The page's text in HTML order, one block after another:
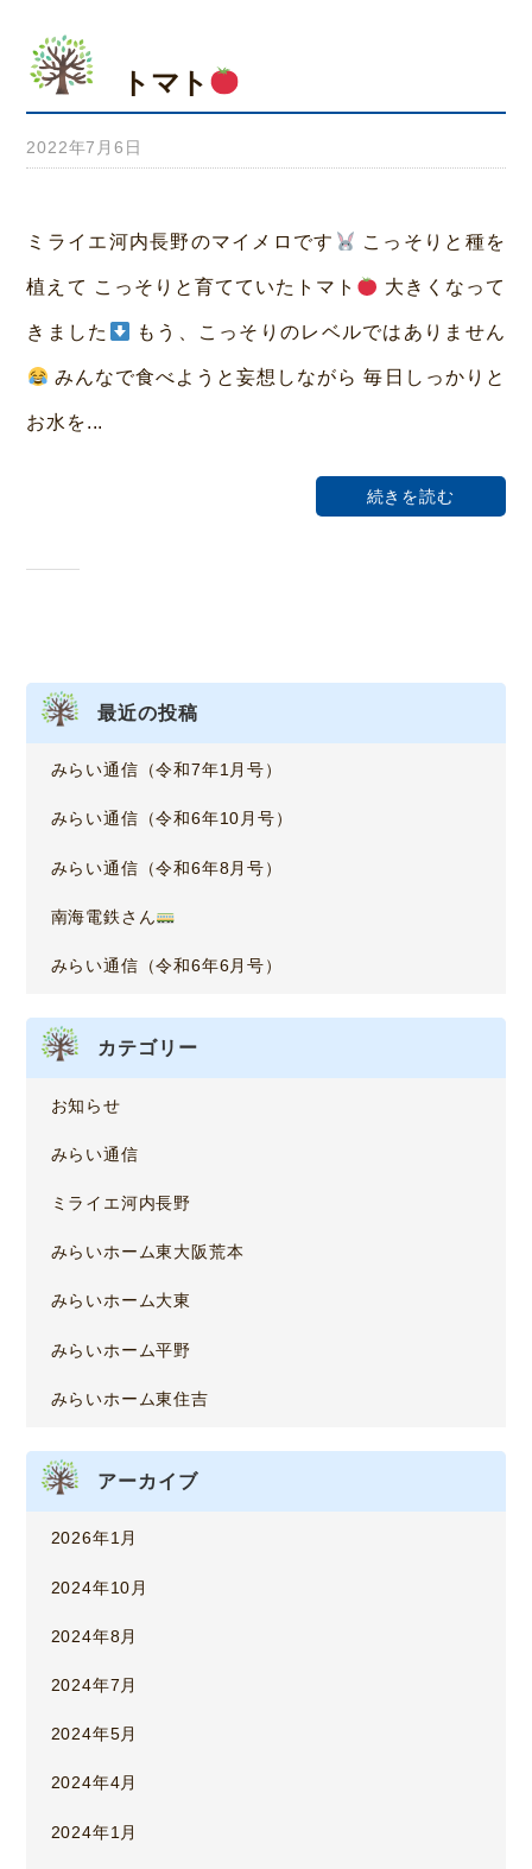
トマト
2022年7月6日
ホ
ー
ミライエ河内長野のマイメロです こっそりと種を
植えて こっそりと育てていたトマト 大きくなって
きました もう、こっそりのレベルではありません
みんなで食べようと妄想しながら 毎日しっかりと
お水を...
続きを読む
最近の投稿
みらい通信（令和7年1月号）
みらい通信（令和6年10月号）
みらい通信（令和6年8月号）
南海電鉄さん
みらい通信（令和6年6月号）
カテゴリー
お知らせ
みらい通信
ミライエ河内長野
みらいホーム東大阪荒本
みらいホーム大東
みらいホーム平野
みらいホーム東住吉
アーカイブ
2026年1月
2024年10月
2024年8月
2024年7月
2024年5月
2024年4月
2024年1月